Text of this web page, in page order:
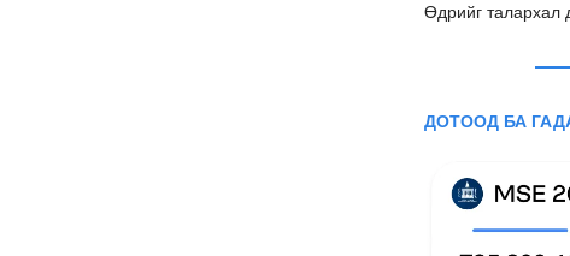
Өдрийг талархал
ДОТООД БА